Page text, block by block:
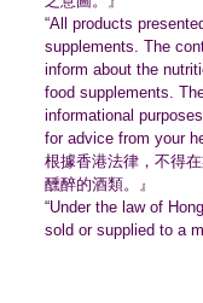
“All products
supplements. The
inform about the
food supplements.
informational
for advice from your
根據香港法律，不得在
醺醉的酒類。』
“Under the law of
sold or supplied to a